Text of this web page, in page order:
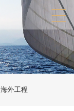
海外工程